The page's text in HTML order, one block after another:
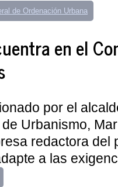
de Ordenación Urbana
en el
por el
Urbanismo,
redactora del
a las